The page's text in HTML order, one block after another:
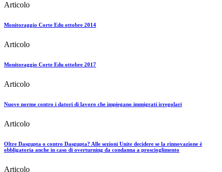
Articolo
Monitoraggio Corte Edu ottobre 2014
Articolo
Monitoraggio Corte Edu ottobre 2017
Articolo
Nuove norme contro i datori di lavoro che impiegano immigrati irregolari
Articolo
Oltre Dasgupta o contro Dasgupta? Alle sezioni Unite decidere se la rinnovazione è
obbligatoria anche in caso di overturning da condanna a proscioglimento
Articolo